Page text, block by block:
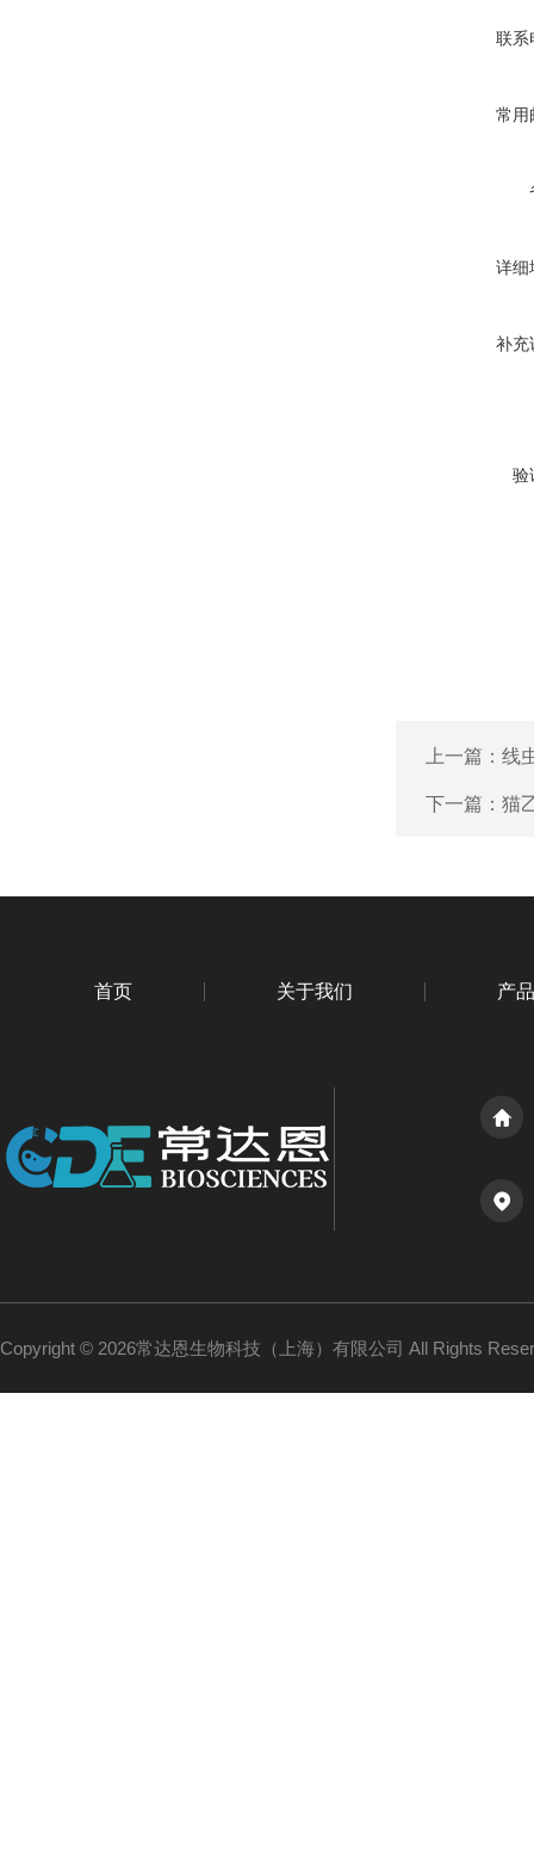
联系
常用
详细
补充
验
上一篇： 线
下一篇： 猫
首页 关于我们 产
Copyright © 2026常达恩生物科技（上海）有限公司 All Rights